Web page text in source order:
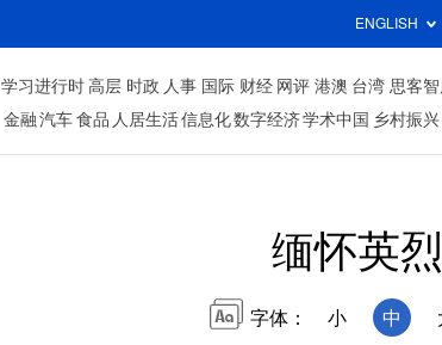
ENGLISH
学习进行时 高层 时政 人事 国际 财经 网评 港澳 台湾 思客
金融 汽车 食品 人居生活信息化数字经济学术中国 乡村振兴
缅怀英
字体： 小 中